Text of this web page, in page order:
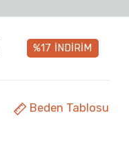
%17 İNDİRİM
Beden Tablosu